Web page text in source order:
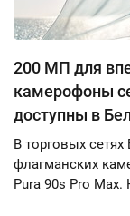
200 МП для
камерофоны
доступны в
В торговых
флагманских
Pura 90s Pro